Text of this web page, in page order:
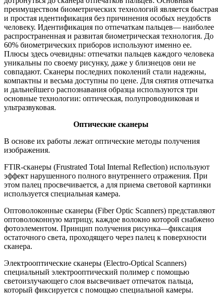
преимуществом биометрических технологий является быстрая
и простая идентификация без причинения особых неудобств
человеку. Идентификация по отпечаткам пальцев— наиболее
распространенная и развитая биометрическая технология. До
60% биометрических приборов используют именно ее.
Плюсы здесь очевидны: отпечатки пальцев каждого человека
уникальны по своему рисунку, даже у близнецов они не
совпадают. Сканеры последних поколений стали надежны,
компактны и весьма доступны по цене. Для снятия отпечатка
и дальнейшего распознавания образца используются три
основные технологии: оптическая, полупроводниковая и
ультразвуковая.
Оптические сканеры
В основе их работы лежат оптические методы получения
изображения.
FTlR-сканеры (Frustrated Total Internal Reflection) используют
эффект нарушенного полного внутреннего отражения. При
этом палец просвечивается, а для приема световой картинки
используется специальная камера.
Оптоволоконные сканеры (Fiber Optic Scanners) представляют
оптоволоконную матрицу, каждое волокно которой снабжено
фотоэлементом. Принцип получения рисунка—фиксация
остаточного света, проходящего через палец к поверхности
сканера.
Электрооптические сканеры (Electro-Optical Scanners)
специальный электрооптический полимер с помощью
светоизлучающего слоя высвечивает отпечаток пальца,
который фиксируется с помощью специальной камеры.